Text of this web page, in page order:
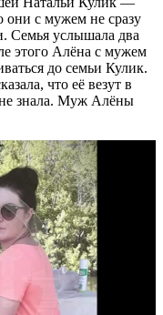
они с мужем не сразу
Семья услышала два
этого Алёна с мужем
до семьи Кулик.
что её везут в
не знала. Муж Алёны